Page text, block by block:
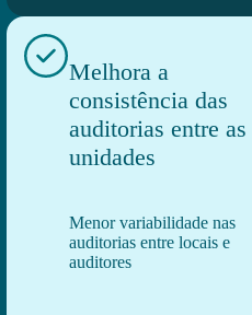
Melhora a
consistência das
auditorias entre as
unidades
Menor variabilidade nas
auditorias entre locais e
auditores